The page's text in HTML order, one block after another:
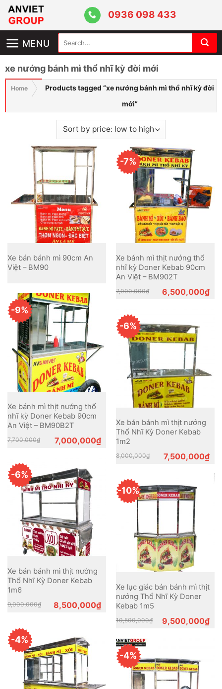
Skip
content
0936 098 433
MENU
for:
xe nướng bánh mì thổ nhĩ kỳ đời mới
Home
Products tagged “xe nướng bánh mì thổ nhĩ kỳ đời
mới”
Xe bán bánh mì 90cm An
Việt – BM90
-7%
Xe bánh mì thịt nướng thổ
nhĩ kỳ Doner Kebab 90cm
An Việt – BM902T
7,000,000₫
Original
price6,500,000₫
Current
price
-9%
Xe bánh mì thịt nướng thổ
nhĩ kỳ Doner Kebab 90cm
An Việt – BM90B2T
7,700,000₫
Original
price7,000,000₫
Current
price
-6%
Xe bán bánh mì thịt nướng
Thổ Nhĩ Kỳ Doner Kebab
1m2
8,000,000₫
Original
price7,500,000₫
Current
price
-6%
Xe bán bánh mì thịt nướng
Thổ Nhĩ Kỳ Doner Kebab
1m6
9,000,000₫
Original
price8,500,000₫
Current
price
-10%
Xe lục giác bán bánh mì thịt
nướng Thổ Nhĩ Kỳ Doner
Kebab 1m5
10,500,000₫
Original
price
9,500,000₫
Current
price
-4%
-4%